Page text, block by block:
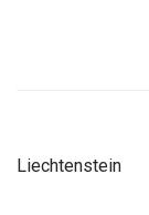
Liechtenstein